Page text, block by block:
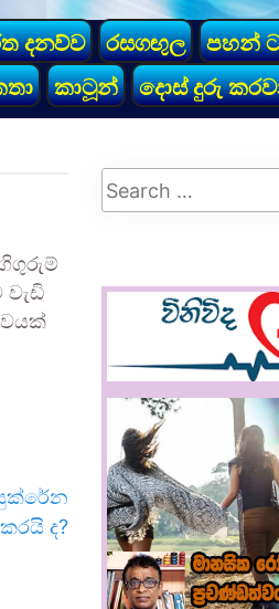
දනව්ව රසගඟුල පහන්
කාටූන් දොස් දුරු
වැඩි
ද?